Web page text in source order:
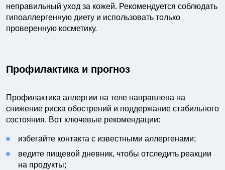
неправильный уход за кожей. Рекомендуется соблюдать
гипоаллергенную диету и использовать только
проверенную косметику.
Профилактика и прогноз
Профилактика аллергии на теле направлена на
снижение риска обострений и поддержание стабильного
состояния. Вот ключевые рекомендации:
избегайте контакта с известными аллергенами;
ведите пищевой дневник, чтобы отследить реакции
на продукты;